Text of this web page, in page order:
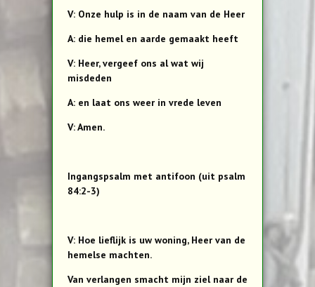
V: Onze hulp is in de naam van de Heer
A: die hemel en aarde gemaakt heeft
V: Heer, vergeef ons al wat wij
misdeden
A: en laat ons weer in vrede leven
V: Amen.
Ingangspsalm met antifoon (uit psalm
84:2-3)
V: Hoe lieflijk is uw woning, Heer van de
hemelse machten.
Van verlangen smacht mijn ziel naar de